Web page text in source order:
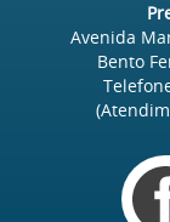
Avenida
Bento